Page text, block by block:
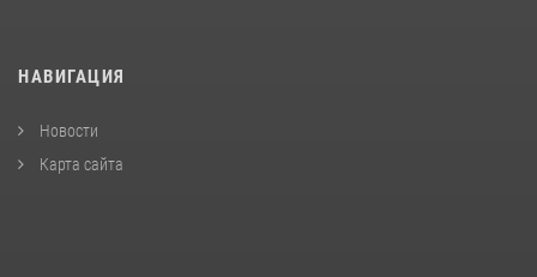
НАВИГАЦИЯ
Новости
Карта сайта